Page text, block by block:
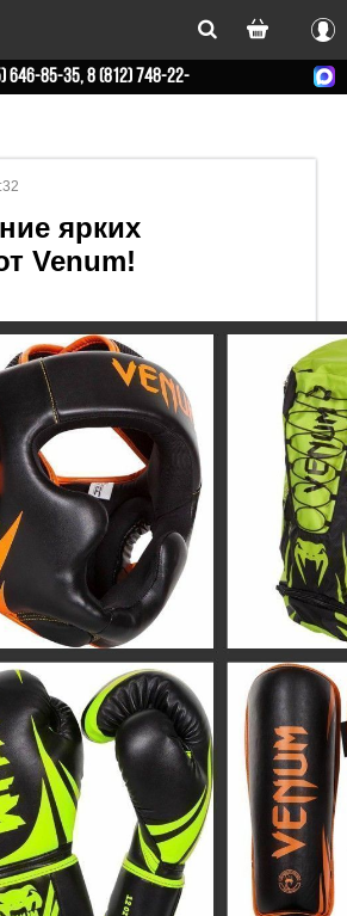
Вход
646-85-35, 8 (812) 748-22-
ярких
Venum!